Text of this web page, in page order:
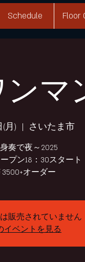
Schedule Floor
マ
(月)
  |
さいたま市
奏で夜～2025
プン18：30スタート
3500+オーダー
販売されていません
イベントを見る